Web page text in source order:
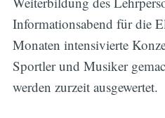
Informationsabend für die
Monaten intensivierte
Sportler und Musiker
werden zurzeit ausgewertet.